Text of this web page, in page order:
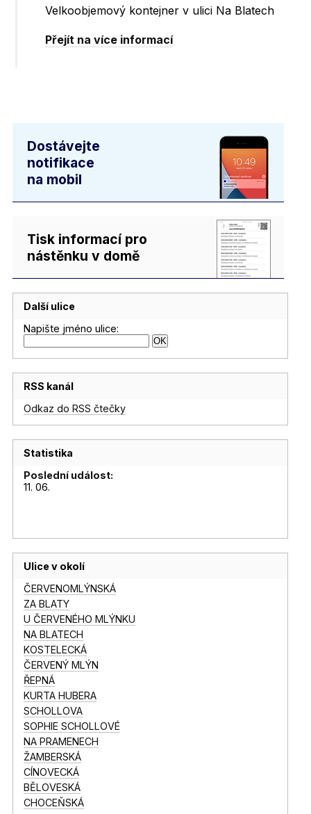
Velkoobjemový kontejner v ulici Na Blatech
Přejít na více informací
Dostávejte
notifikace
na mobil
Tisk informací pro
nástěnku v domě
Další ulice
Napište jméno ulice:
RSS kanál
Odkaz do RSS čtečky
Statistika
Poslední událost:
11. 06.
Ulice v okolí
ČERVENOMLÝNSKÁ
ZA BLATY
U ČERVENÉHO MLÝNKU
NA BLATECH
KOSTELECKÁ
ČERVENÝ MLÝN
ŘEPNÁ
KURTA HUBERA
SCHOLLOVA
SOPHIE SCHOLLOVÉ
NA PRAMENECH
ŽAMBERSKÁ
CÍNOVECKÁ
BĚLOVESKÁ
CHOCEŇSKÁ